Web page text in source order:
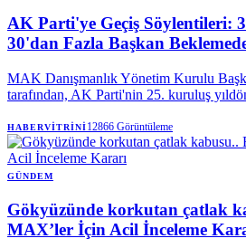
AK Parti'ye Geçiş Söylentileri:
30'dan Fazla Başkan
MAK Danışmanlık Yönetim Kurulu
tarafından, AK Parti'nin 25. kuruluş
fazla yerel yöneticinin partiye katılmak
sürüldü. Kulat, bu geçişlerin henüz netlik
HABERVITRINI12866 Görüntüleme
GÜNDEM
Gökyüzünde korkutan çatlak
MAX’ler İçin Acil İnceleme